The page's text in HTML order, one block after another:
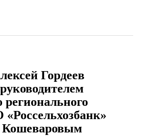
Гордеев
регионального
Кошеваровым